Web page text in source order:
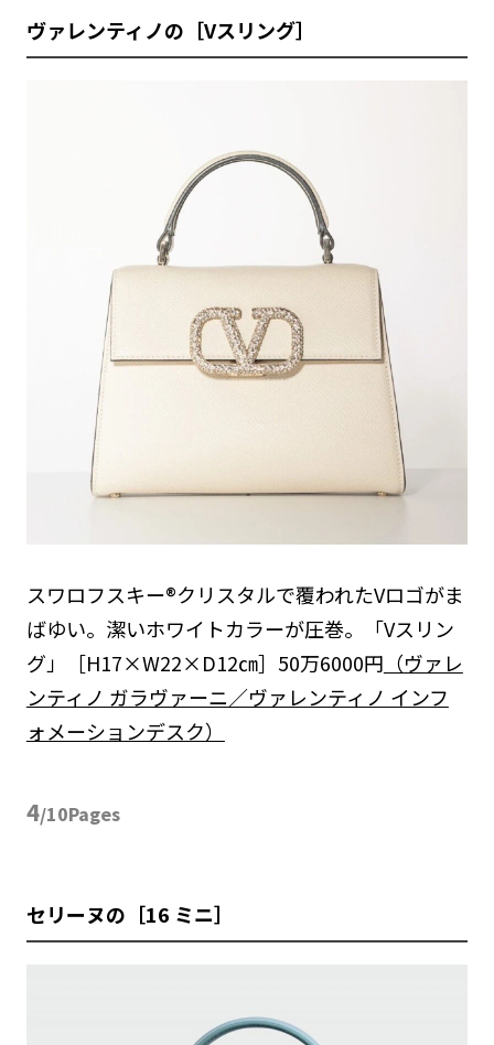
ヴァレンティノの［Vスリング］
スワロフスキー®クリスタルで覆われたVロゴがま
ばゆい。潔いホワイトカラーが圧巻。「Vスリン
グ」［H17×W22×D12㎝］50万6000円 （ヴァレ
ンティノ ガラヴァーニ／ヴァレンティノ インフ
ォメーションデスク）
4/10Pages
セリーヌの［16 ミニ］